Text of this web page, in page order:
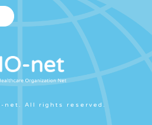
net. All rights reserved.